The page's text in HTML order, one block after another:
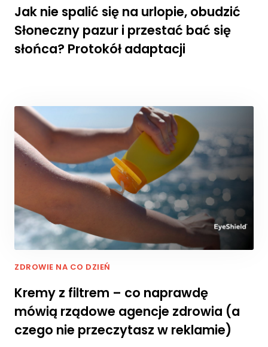
Jak nie spalić się na urlopie, obudzić
Słoneczny pazur i przestać bać się
słońca? Protokół adaptacji
ZDROWIE NA CO DZIEŃ
Kremy z filtrem – co naprawdę
mówią rządowe agencje zdrowia (a
czego nie przeczytasz w reklamie)